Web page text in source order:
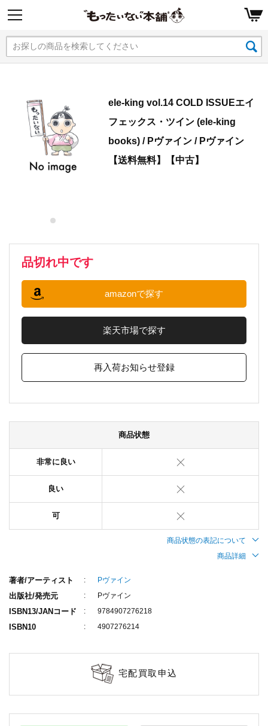
ele-king vol.14 COLD ISSUEエイ
フェックス・ツイン (ele-king
books) / Pヴァイン / Pヴァイン
【送料無料】【中古】
品切れ中です
amazonで探す
楽天市場で探す
再入荷お知らせ登録
商品状態
非常に良い
良い
可
商品状態の表記について
商品詳細
著者/アーティスト Pヴァイン
出版社/発売元 Pヴァイン
ISBN13/JANコード 9784907276218
ISBN10 4907276214
宅配買取申込